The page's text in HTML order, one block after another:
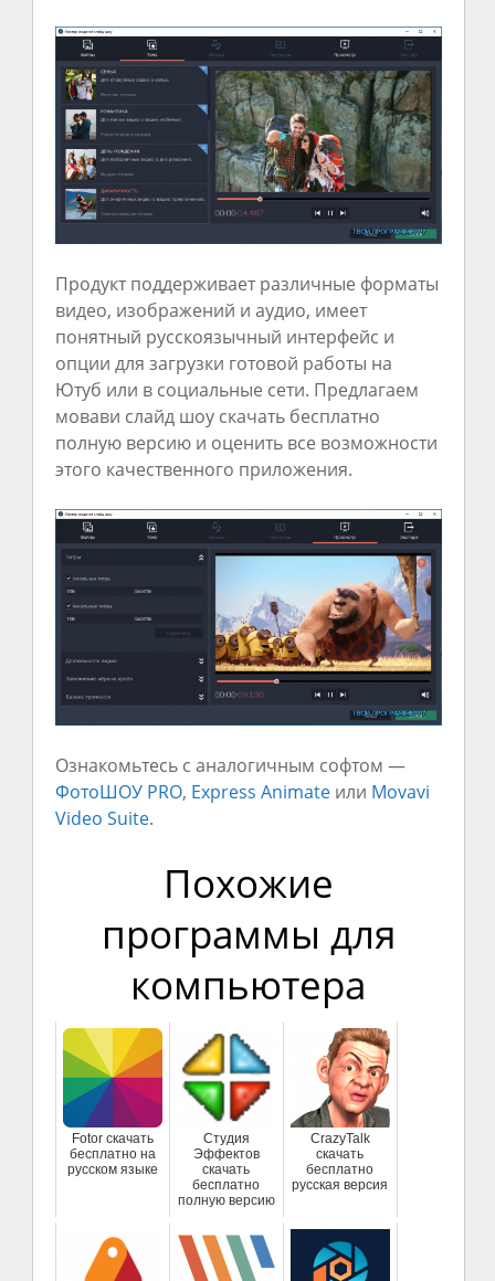
Продукт поддерживает различные форматы
видео, изображений и аудио, имеет
понятный русскоязычный интерфейс и
опции для загрузки готовой работы на
Ютуб или в социальные сети. Предлагаем
мовави слайд шоу скачать бесплатно
полную версию и оценить все возможности
этого качественного приложения.
Ознакомьтесь с аналогичным софтом —
ФотоШОУ PRO, Express Animateили Movavi
Video Suite.
Похожие
программы для
компьютера
Fotor скачать
бесплатно на
русском языке
Студия
Эффектов
скачать
бесплатно
полную версию
CrazyTalk
скачать
бесплатно
русская версия